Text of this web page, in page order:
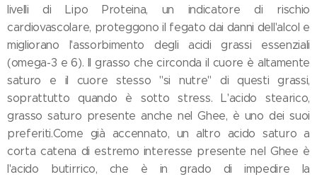
livelli di Lipo Proteina, un indicatore di rischio
cardiovascolare, proteggono il fegato dai danni dell'alcol e
migliorano l'assorbimento degli acidi grassi essenziali
(omega-3 e 6). Il grasso che circonda il cuore è altamente
saturo e il cuore stesso "si nutre" di questi grassi,
soprattutto quando è sotto stress. L'acido stearico,
grasso saturo presente anche nel Ghee, è uno dei suoi
preferiti.Come già accennato, un altro acido saturo a
corta catena di estremo interesse presente nel Ghee è
l'acido butirrico, che è in grado di impedire la